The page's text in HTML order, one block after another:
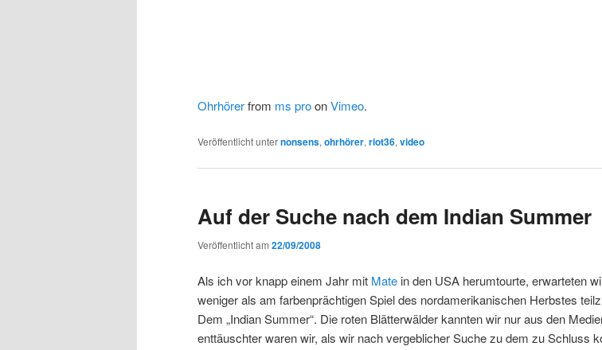
Ohrhörerfrom ms proonVimeo.
Veröffentlicht unternonsens, ohrhörer, riot36, video
Auf der Suche nach dem Indian Summer
Veröffentlicht am 22/09/2008
Als ich vor knapp einem Jahr mit Mate in den USA herumtourte, erwarteten
weniger als am farbenprächtigen Spiel des nordamerikanischen Herbstes
Dem „Indian Summer“. Die roten Blätterwälder kannten wir nur aus den
enttäuschter waren wir, als wir nach vergeblicher Suche zu dem zu Schluss